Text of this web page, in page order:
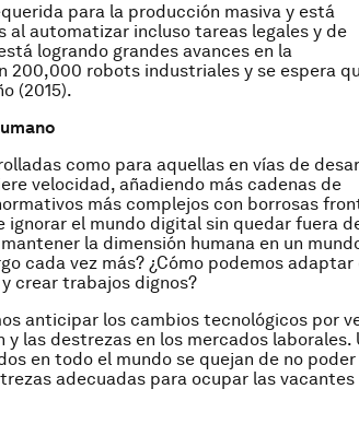
para la producción masiva y está
al automatizar incluso tareas legales y de
logrando grandes avances en la
200,000 robots industriales y se espera
(2015).
como para aquellas en vías de
velocidad, añadiendo más cadenas de
más complejos con borrosas
ignorar el mundo digital sin quedar fuera
la dimensión humana en un
cada vez más? ¿Cómo podemos adaptar
crear trabajos dignos?
anticipar los cambios tecnológicos por
las destrezas en los mercados laborales.
en todo el mundo se quejan de no poder
adecuadas para ocupar las vacantes